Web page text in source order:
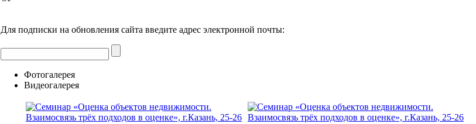
Для подписки на обновления сайта введите адрес электронной почты:
Фотогалерея
Видеогалерея